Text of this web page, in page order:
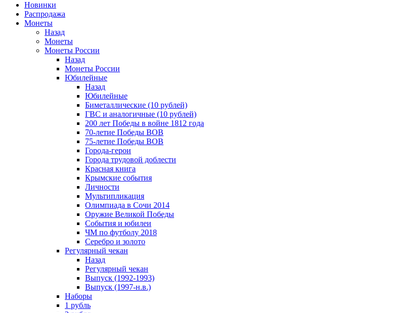
Новинки
Распродажа
Монеты
Назад
Монеты
Монеты России
Назад
Монеты России
Юбилейные
Назад
Юбилейные
Биметаллические (10 рублей)
ГВС и аналогичные (10 рублей)
200 лет Победы в войне 1812 года
70-летие Победы ВОВ
75-летие Победы ВОВ
Города-герои
Города трудовой доблести
Красная книга
Крымские события
Личности
Мультипликация
Олимпиада в Сочи 2014
Оружие Великой Победы
События и юбилеи
ЧМ по футболу 2018
Серебро и золото
Регулярный чекан
Назад
Регулярный чекан
Выпуск (1992-1993)
Выпуск (1997-н.в.)
Наборы
1 рубль